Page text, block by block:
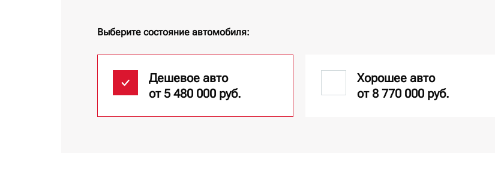
Выберите состояние автомобиля:
Дешевое авто
от 5 480 000 руб.
Хорошее авто
от 8 770 000 руб.